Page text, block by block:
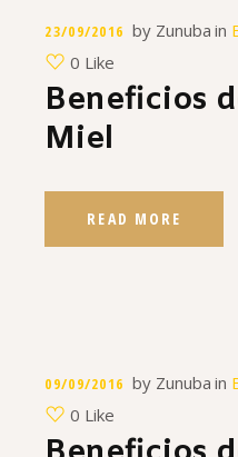
23/09/2016 by Zunuba in
0 Like
Beneficios
Miel
READ MORE
09/09/2016 by Zunuba in
0 Like